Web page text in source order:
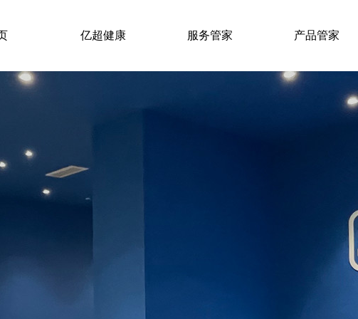
亿超健康 服务管家 产品管家